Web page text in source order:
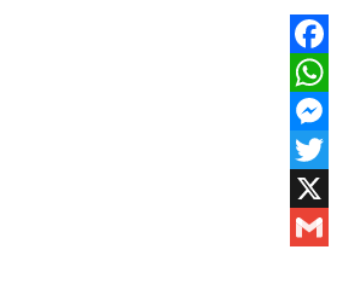
Facebook
WhatsApp
Messenger
Twitter
X